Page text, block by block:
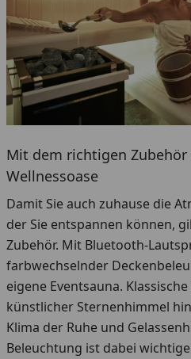
Mit dem richtigen Zubehör
Wellnessoase
Damit Sie auch zuhause die
der Sie entspannen können,
Zubehör. Mit Bluetooth-
farbwechselnder
eigene Eventsauna.
künstlicher Sternenhimmel
Klima der Ruhe und
Beleuchtung ist dabei